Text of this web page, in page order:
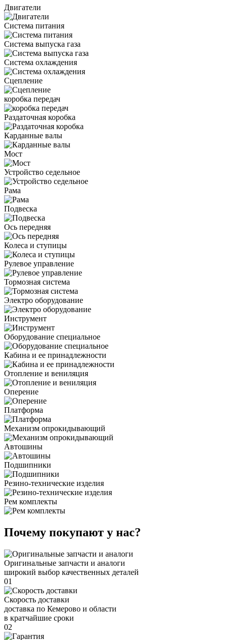
Двигатели
Система питания
Система выпуска газа
Система охлаждения
Сцепление
коробка передач
Раздаточная коробка
Карданные валы
Мост
Устройство седельное
Рама
Подвеска
Ось передняя
Колеса и ступицы
Рулевое управление
Тормозная система
Электро оборудование
Инструмент
Оборудование специальное
Кабина и ее принадлежности
Отопление и вениляция
Оперение
Платформа
Механизм опрокидывающий
Автошины
Подшипники
Резино-технические изделия
Рем комплекты
Почему покупают у нас?
Оригинальные запчасти и аналоги
широкий выбор качественных деталей
01
Скорость доставки
доставка по Кемерово и области
в кратчайшие сроки
02